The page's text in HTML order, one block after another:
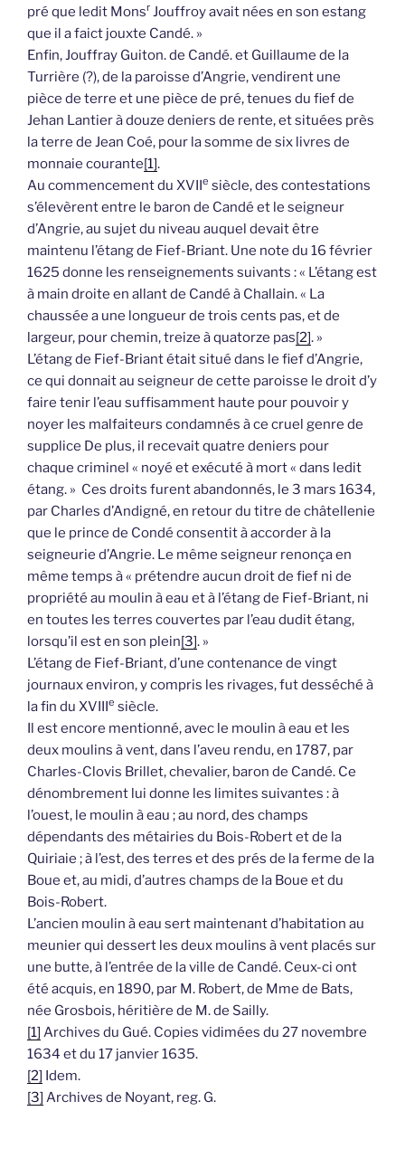
pré que ledit Monsr Jouffroy avait nées en son estang
que il a faict jouxte Candé. »
Enfin, Jouffray Guiton. de Candé. et Guillaume de la
Turrière (?), de la paroisse d’Angrie, vendirent une
pièce de terre et une pièce de pré, tenues du fief de
Jehan Lantier à douze deniers de rente, et situées près
la terre de Jean Coé, pour la somme de six livres de
monnaie courante[1].
Au commencement du XVIIe siècle, des contestations
s’élevèrent entre le baron de Candé et le seigneur
d’Angrie, au sujet du niveau auquel devait être
maintenu l’étang de Fief-Briant. Une note du 16 février
1625 donne les renseignements suivants : « L’étang est
à main droite en allant de Candé à Challain. « La
chaussée a une longueur de trois cents pas, et de
largeur, pour chemin, treize à quatorze pas[2]. »
L’étang de Fief-Briant était situé dans le fief d’Angrie,
ce qui donnait au seigneur de cette paroisse le droit d’y
faire tenir l’eau suffisamment haute pour pouvoir y
noyer les malfaiteurs condamnés à ce cruel genre de
supplice De plus, il recevait quatre deniers pour
chaque criminel « noyé et exécuté à mort « dans ledit
étang. » Ces droits furent abandonnés, le 3 mars 1634,
par Charles d’Andigné, en retour du titre de châtellenie
que le prince de Condé consentit à accorder à la
seigneurie d’Angrie. Le même seigneur renonça en
même temps à « prétendre aucun droit de fief ni de
propriété au moulin à eau et à l’étang de Fief-Briant, ni
en toutes les terres couvertes par l’eau dudit étang,
lorsqu’il est en son plein[3]. »
L’étang de Fief-Briant, d’une contenance de vingt
journaux environ, y compris les rivages, fut desséché à
la fin du XVIIIe siècle.
Il est encore mentionné, avec le moulin à eau et les
deux moulins à vent, dans l’aveu rendu, en 1787, par
Charles-Clovis Brillet, chevalier, baron de Candé. Ce
dénombrement lui donne les limites suivantes : à
l’ouest, le moulin à eau ; au nord, des champs
dépendants des métairies du Bois-Robert et de la
Quiriaie ; à l’est, des terres et des prés de la ferme de la
Boue et, au midi, d’autres champs de la Boue et du
Bois-Robert.
L’ancien moulin à eau sert maintenant d’habitation au
meunier qui dessert les deux moulins à vent placés sur
une butte, à l’entrée de la ville de Candé. Ceux-ci ont
été acquis, en 1890, par M. Robert, de Mme de Bats,
née Grosbois, héritière de M. de Sailly.
[1] Archives du Gué. Copies vidimées du 27 novembre
1634 et du 17 janvier 1635.
[2] Idem.
[3] Archives de Noyant, reg. G.